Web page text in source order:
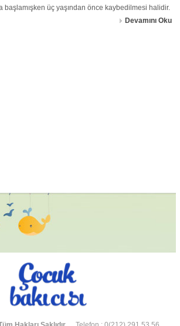
başlamışken üç yaşından önce kaybedilmesi halidir.
Devamını Oku